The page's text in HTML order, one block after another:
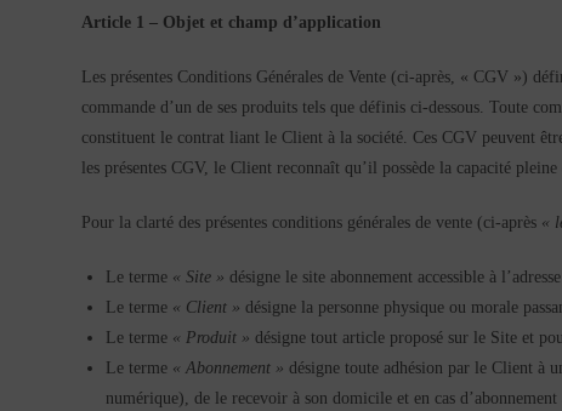
Article 1 – Objet et champ d’application
Les présentes Conditions Générales de Vente (ci-après, « CGV »)
commande d’un de ses produits tels que définis ci-dessous. Toute
constituent le contrat liant le Client à la société. Ces CGV peuvent
les présentes CGV, le Client reconnaît qu’il possède la capacité pleine
Pour la clarté des présentes conditions générales de vente (ci-après «
Le terme « Site » désigne le site abonnement accessible à
Le terme « Client » désigne la personne physique ou morale
Le terme « Produit » désigne tout article proposé sur le Site et
Le terme « Abonnement » désigne toute adhésion par le Client à
numérique), de le recevoir à son domicile et en cas